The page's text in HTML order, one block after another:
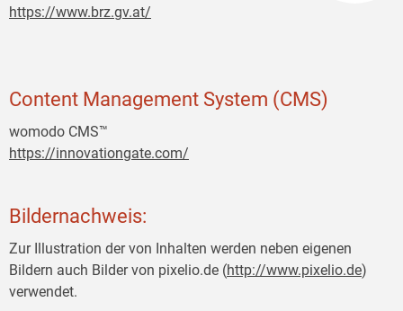
https://www.brz.gv.at/
Content Management System (CMS)
womodo CMS™
https://innovationgate.com/
Bildernachweis:
Zur Illustration der von Inhalten werden neben eigenen
Bildern auch Bilder von pixelio.de (http://www.pixelio.de)
verwendet.